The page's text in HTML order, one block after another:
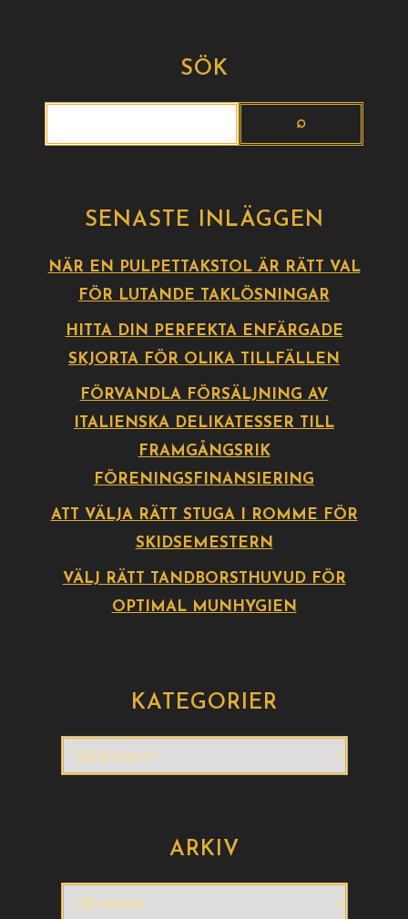
SÖK
SENASTE INLÄGGEN
NÄR EN PULPETTAKSTOL ÄR RÄTT VAL
FÖR LUTANDE TAKLÖSNINGAR
HITTA DIN PERFEKTA ENFÄRGADE
SKJORTA FÖR OLIKA TILLFÄLLEN
FÖRVANDLA FÖRSÄLJNING AV
ITALIENSKA DELIKATESSER TILL
FRAMGÅNGSRIK
FÖRENINGSFINANSIERING
ATT VÄLJA RÄTT STUGA I ROMME FÖR
SKIDSEMESTERN
VÄLJ RÄTT TANDBORSTHUVUD FÖR
OPTIMAL MUNHYGIEN
KATEGORIER
Kategorier
ARKIV